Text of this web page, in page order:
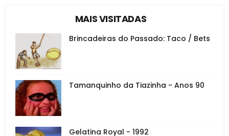
MAIS VISITADAS
Brincadeiras do Passado: Taco / Bets
Tamanquinho da Tiazinha - Anos 90
Gelatina Royal - 1992